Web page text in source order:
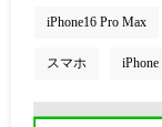
iPhone16 Pro Max
スマホ iPhone